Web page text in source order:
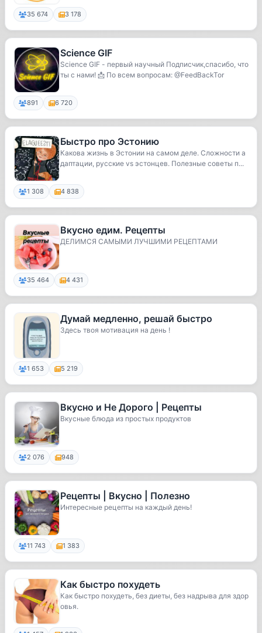
35 674 3 178
Science GIF
Science GIF - первый научный Подписчик,спасибо, что
ты с нами! 📩 По всем вопросам: @FeedBackTor
891 6 720
Быстро про Эстонию
Какова жизнь в Эстонии на самом деле. Сложности а
даптации, русские vs эстонцев. Полезные советы п...
1 308 4 838
Вкусно едим. Рецепты
ДЕЛИМСЯ САМЫМИ ЛУЧШИМИ РЕЦЕПТАМИ
35 464 4 431
Думай медленно, решай быстро
Здесь твоя мотивация на день !
1 653 5 219
Вкусно и Не Дорого | Рецепты
Вкусные блюда из простых продуктов
2 076 948
Рецепты | Вкусно | Полезно
Интересные рецепты на каждый день!
11 743 1 383
Как быстро похудеть
Как быстро похудеть, без диеты, без надрыва для здор
овья.